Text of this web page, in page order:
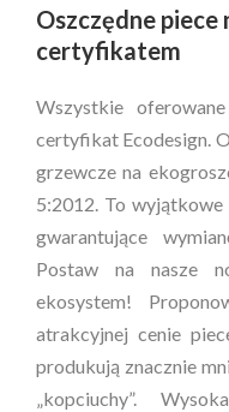
Oszczędne piece
certyfikatem
Wszystkie
certyfikat Ecodesign.
grzewcze na
5:2012. To wyjątkowe
gwarantujące
Postaw na nasze
ekosystem!
atrakcyjnej cenie
produkują znacznie
„kopciuchy”.